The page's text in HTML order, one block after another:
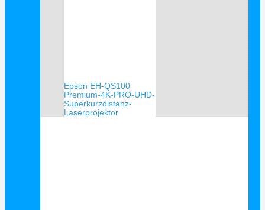
Epson EH-QS100
Premium-4K-PRO-UHD-
Superkurzdistanz-
Laserprojektor